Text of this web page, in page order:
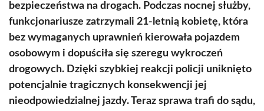
bezpieczeństwa na drogach. Podczas nocnej służby,
funkcjonariusze zatrzymali 21-letnią kobietę, która
bez wymaganych uprawnień kierowała pojazdem
osobowym i dopuściła się szeregu wykroczeń
drogowych. Dzięki szybkiej reakcji policji uniknięto
potencjalnie tragicznych konsekwencji jej
nieodpowiedzialnej jazdy. Teraz sprawa trafi do sądu,